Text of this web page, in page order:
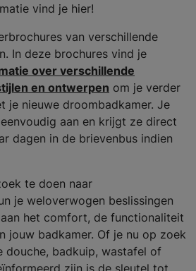
vind je hier!
van verschillende
In deze brochures vind je
over verschillende
en ontwerpen om je verder
je nieuwe droombadkamer. Je
aan en krijgt ze direct
dagen in de brievenbus indien
te doen naar
je weloverwogen beslissingen
het comfort, de functionaliteit
jouw badkamer. Of je nu op zoek
douche, badkuip, wastafel of